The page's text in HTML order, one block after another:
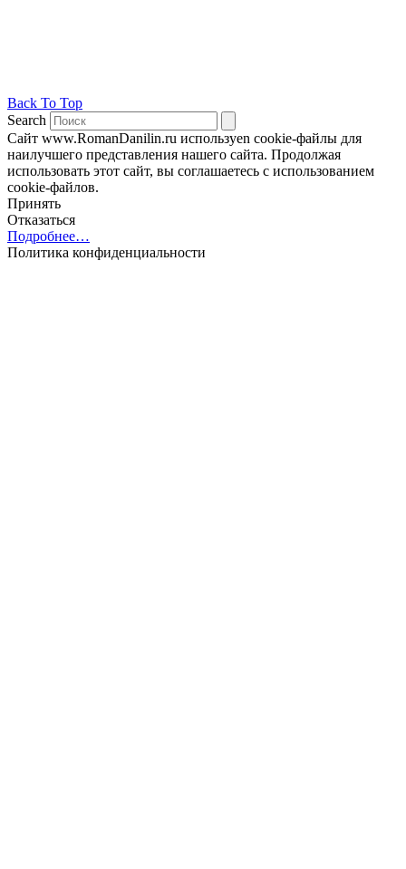
Back To Top
Search
Сайт www.RomanDanilin.ru используеn cookie-файлы для
наилучшего представления нашего сайта. Продолжая
использовать этот сайт, вы соглашаетесь с использованием
cookie-файлов.
Принять
Отказаться
Подробнее…
Политика конфиденциальности